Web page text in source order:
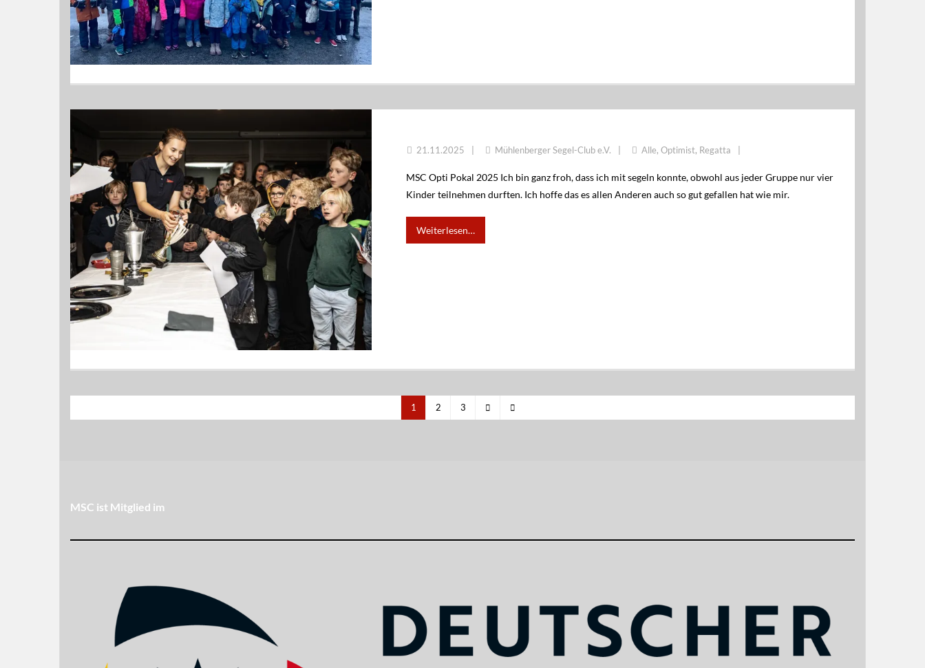
21.11.2025 Mühlenberger Segel-Club e.V. Alle, Optimist, Regatta
MSC Opti Pokal 2025 Ich bin ganz froh, dass ich mit segeln konnte, obwohl aus jeder Gruppe nur vier
Kinder teilnehmen durften. Ich hoffe das es allen Anderen auch so gut gefallen hat wie mir.
Weiterlesen…
1 2 3
MSC ist Mitglied im